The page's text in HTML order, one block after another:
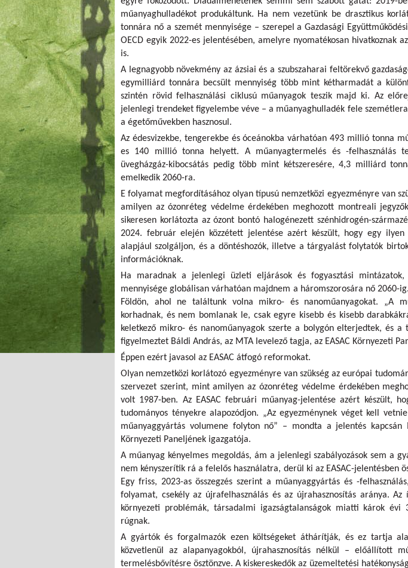
műanyaghulladékot produkáltunk. Ha nem vezetünk be drasztikus
tonnára nő a szemét mennyisége – szerepel a Gazdasági
OECD egyik 2022-es jelentésében, amelyre nyomatékosan hivatkoznak
is.
A legnagyobb növekmény az ázsiai és a szubszaharai feltörekvő
egymilliárd tonnára becsült mennyiség több mint kétharmadát a
szintén rövid felhasználási ciklusú műanyagok teszik majd ki. Az
jelenlegi trendeket figyelembe véve – a műanyaghulladék fele
a égetőművekben hasznosul.
Az édesvizekbe, tengerekbe és óceánokba várhatóan 493 millió tonna
es 140 millió tonna helyett. A műanyagtermelés és -felhasználás
üvegházgáz-kibocsátás pedig több mint kétszeresére, 4,3 milliárd
emelkedik 2060-ra.
E folyamat megfordításához olyan típusú nemzetközi egyezményre van
amilyen az ózonréteg védelme érdekében meghozott montreali
sikeresen korlátozta az ózont bontó halogénezett szénhidrogén-
2024. február elején közzétett jelentése azért készült, hogy egy ilyen
alapjául szolgáljon, és a döntéshozók, illetve a tárgyalást folytatók
információknak.
Ha maradnak a jelenlegi üzleti eljárások és fogyasztási
mennyisége globálisan várhatóan majdnem a háromszorosára nő 2060-
Földön, ahol ne találtunk volna mikro- és nanoműanyagokat. „A
korhadnak, és nem bomlanak le, csak egyre kisebb és kisebb
keletkező mikro- és nanoműanyagok szerte a bolygón elterjedtek, és a
figyelmeztet Báldi András, az MTA levelező tagja, az EASAC Környezeti
Éppen ezért javasol az EASAC átfogó reformokat.
Olyan nemzetközi korlátozó egyezményre van szükség az európai
szervezet szerint, mint amilyen az ózonréteg védelme érdekében
volt 1987-ben. Az EASAC februári műanyag-jelentése azért készült,
tudományos tényekre alapozódjon. „Az egyezménynek véget kell
műanyaggyártás volumene folyton nő” – mondta a jelentés kapcsán
Környezeti Paneljének igazgatója.
A műanyag kényelmes megoldás, ám a jelenlegi szabályozások sem a
nem kényszerítik rá a felelős használatra, derül ki az EASAC-jelentésben
Egy friss, 2023-as összegzés szerint a műanyaggyártás és -
folyamat, csekély az újrafelhasználás és az újrahasznosítás aránya. Az
környezeti problémák, társadalmi igazságtalanságok miatti károk
rúgnak.
A gyártók és forgalmazók ezen költségeket áthárítják, és ez tartja
közvetlenül az alapanyagokból, újrahasznosítás nélkül – előállított
termelésbővítésre ösztönzve. A kiskereskedők az üzemeltetési